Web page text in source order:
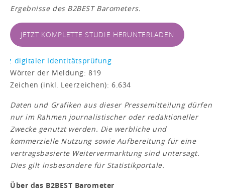
Ergebnisse des B2BEST Barometers.
JETZT KOMPLETTE STUDIE HERUNTERLADEN
Wörter der Meldung: 819
Zeichen (inkl. Leerzeichen): 6.634
Daten und Grafiken aus dieser Pressemitteilung dürfen
nur im Rahmen journalistischer oder redaktioneller
Zwecke genutzt werden. Die werbliche und
kommerzielle Nutzung sowie Aufbereitung für eine
vertragsbasierte Weitervermarktung sind untersagt.
Dies gilt insbesondere für Statistikportale.
Über das B2BEST Barometer